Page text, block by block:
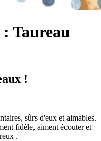
Taureau
!
sûrs d'eux et aimables.
fidèle, aiment écouter et
.